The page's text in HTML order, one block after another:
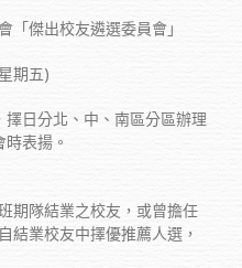
「傑出校友遴選委員會」
期五)
日分北、中、南區分區辦理
表揚。
期隊結業之校友，或曾擔任
結業校友中擇優推薦人選，